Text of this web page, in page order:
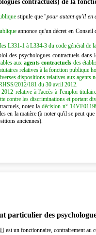
contractuels) de la
stipule que "pour autant qu'il en
annonce qu'un décret en Conseil
L331-1 à L334-3 du code général de
des psychologues contractuels dans
aux agents contractuels des
relatives à la fonction publique
dispositions relatives aux agents
2012/181 du 30 avril 2012.
relative à l'accès à l'emploi
contre les discriminations et portant
notez ladécision n°
en la matière (à noter qu'il se peut
anciennes).
particulier des
est un fonctionnaire, contrairement au